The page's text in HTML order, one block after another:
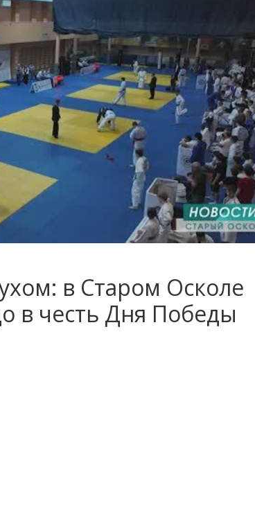
в Старом Осколе
в честь Дня Победы